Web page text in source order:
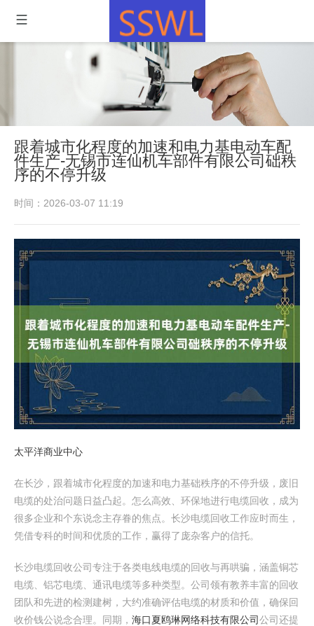
跟着城市化程度的加速和电力基电动车配
件生产-无锡市连仙机车部件有限公司础秩
序的不停升级
时间：2026-03-07 11:19
太平洋商业中心
在长沙，跟着城市化程度的加速和电力基础秩序的不停升级，废旧
电缆的处治问题日益凸起。怎么高效、环保地进行电缆回收，成为
很多企业和个东说念主存眷的焦点。长沙电缆回收工作应时而生，
凭借专科的时间和优质的工作，赢得了庞杂客户的信托。
长沙电缆回收公司专注于各类电线电缆的回收与再哄骗，涵盖铜芯
电缆、铝芯电缆、通讯电缆等多种类型。公司领有教养丰富的回收
团队和先进的检测建树，大约准确评估电缆的材质和价值，确保回
收价钱公说念合理。同期， 海口夏鸥琳网络科技有限公司公司还提